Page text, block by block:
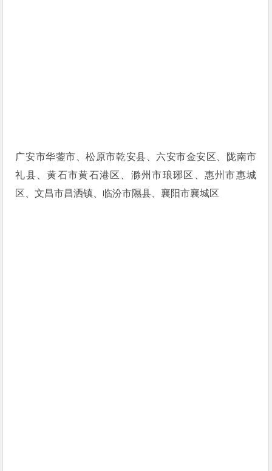
广安市华蓥市、松原市乾安县、六安市金安区、陇南市
礼县、黄石市黄石港区、滁州市琅琊区、惠州市惠城
区、文昌市昌洒镇、临汾市隰县、襄阳市襄城区